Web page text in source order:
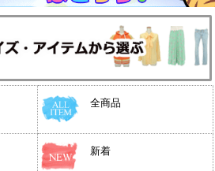
全商品
新着